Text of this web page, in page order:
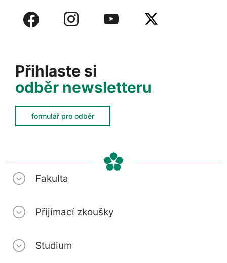
Přihlaste si
odběr newsletteru
formulář pro odběr
Fakulta
Přijímací zkoušky
Studium